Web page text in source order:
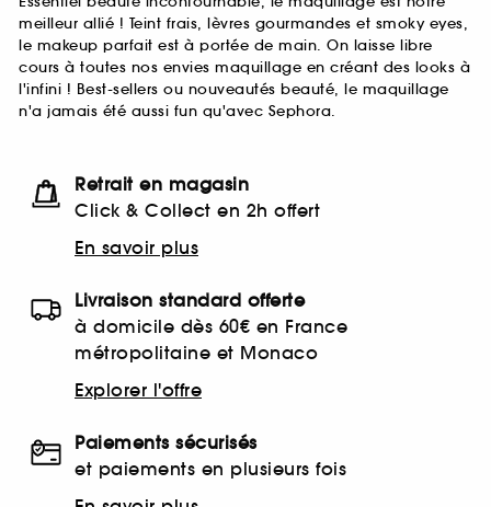
meilleur allié ! Teint frais, lèvres gourmandes et smoky eyes,
le makeup parfait est à portée de main. On laisse libre
cours à toutes nos envies maquillage en créant des looks à
l'infini ! Best-sellers ou nouveautés beauté, le maquillage
n'a jamais été aussi fun qu'avec Sephora.
Retrait en magasin
Click & Collect en 2h offert
En savoir plus
Livraison standard offerte
à domicile dès 60€ en France
métropolitaine et Monaco
Explorer l'offre
Paiements sécurisés
et paiements en plusieurs fois